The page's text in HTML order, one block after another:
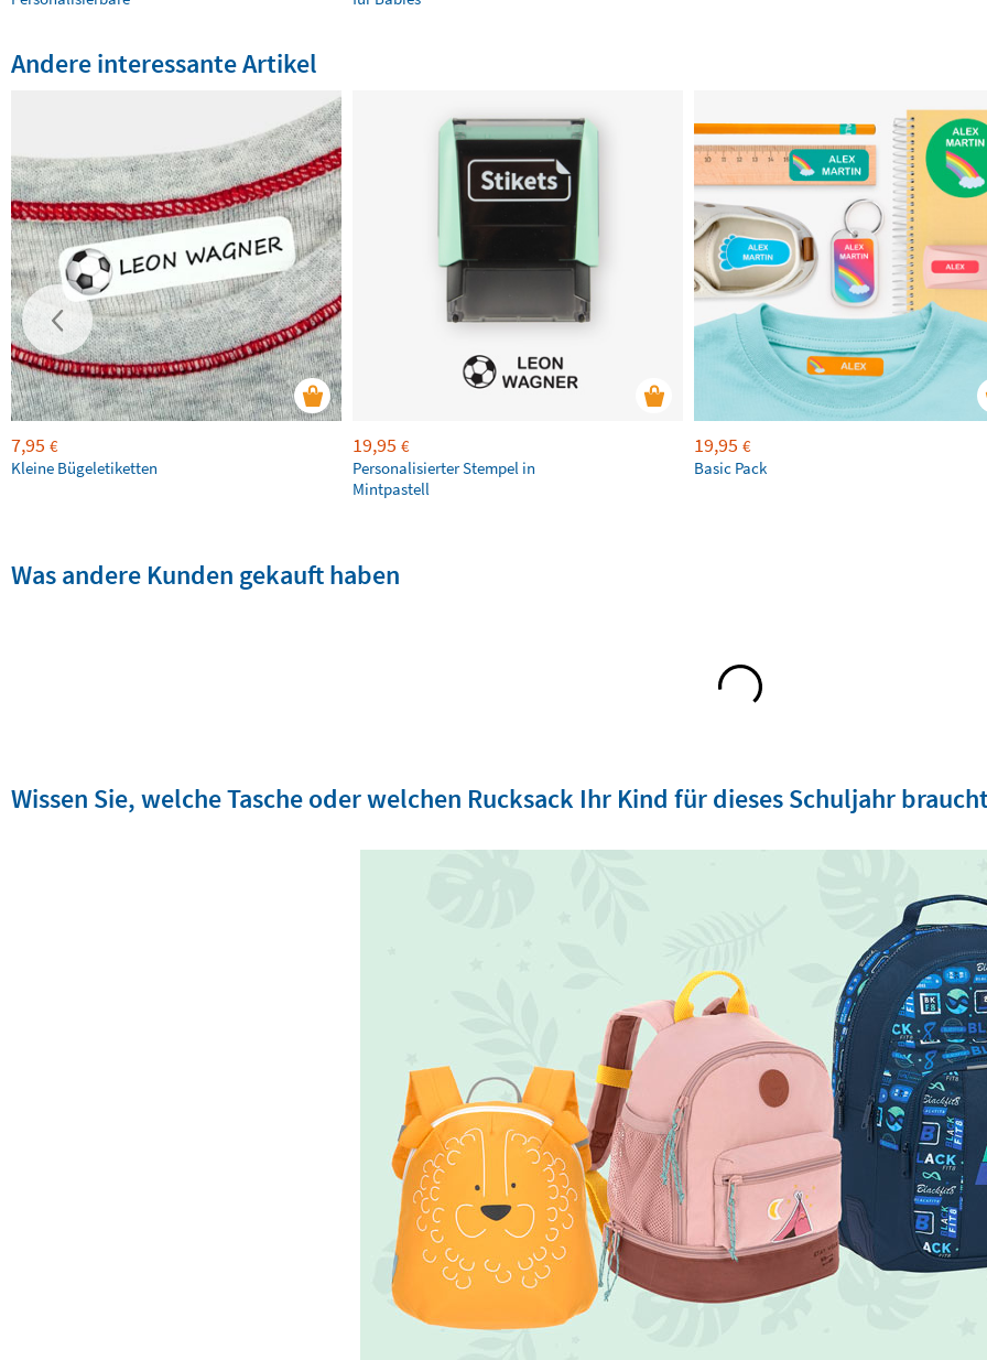
Andere interessante Artikel
7,95 €
Kleine Bügeletiketten
19,95 €
Personalisierter Stempel in
Mintpastell
19,95 €
Basic Pack
Was andere Kunden gekauft haben
Bei Stikets machen wir es Ihnen leicht. Wählen Sie die neuesten Modelle der besten Marken und die tollsten
Für jeden Bedarf gibt es eine Tasche oder einen Rucksack.